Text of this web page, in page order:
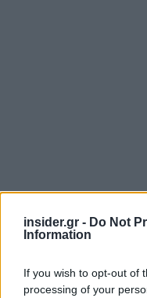
insider.gr - Do Not
Information
If you wish to opt-out of
processing of your
«Με τον ένα ή τον
χρέους/νομίσματος
πρόβλημα του